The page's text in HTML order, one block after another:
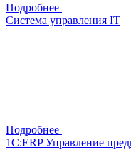
Подробнее
Система управления IT
Подробнее
1С:ERP Управление